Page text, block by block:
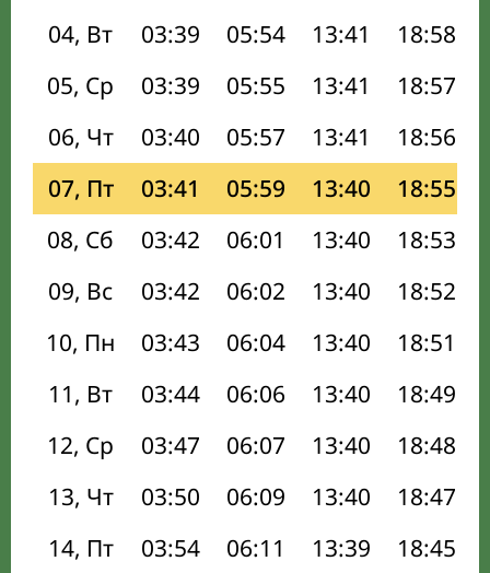
04, Вт
03:39 05:54 13:41 18:58
05, Ср
03:39 05:55 13:41 18:57
06, Чт
03:40 05:57 13:41 18:56
07, Пт
03:41 05:59 13:40 18:55
08, Сб
03:42 06:01 13:40 18:53
09, Вс
03:42 06:02 13:40 18:52
10, Пн
03:43 06:04 13:40 18:51
11, Вт
03:44 06:06 13:40 18:49
12, Ср
03:47 06:07 13:40 18:48
13, Чт
03:50 06:09 13:40 18:47
14, Пт
03:54 06:11 13:39 18:45